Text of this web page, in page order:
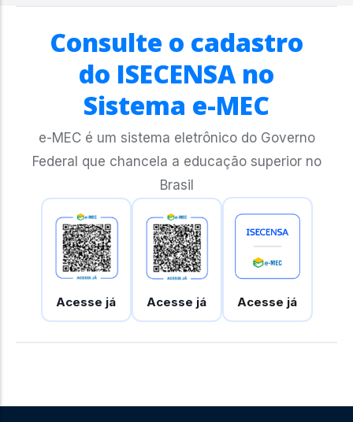
Consulte o cadastro
do ISECENSA no
Sistema e-MEC
e-MEC é um sistema eletrônico do Governo
Federal que chancela a educação superior no
Brasil
Acesse já Acesse já Acesse já